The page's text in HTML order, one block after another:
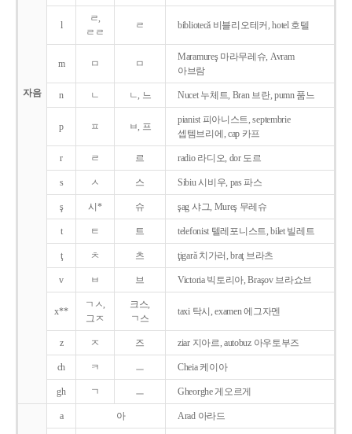
자음
l
ㄹ,
ㄹㄹ
ㄹ bibliotecǎ 비블리오테커, hotel 호텔
m ㅁ ㅁ
Maramureş 마라무레슈, Avram
아브람
n ㄴ ㄴ, 느 Nucet 누체트, Bran 브란, pumn 품느
p ㅍ ㅂ, 프
pianist 피아니스트, septembrie
셉템브리에, cap 카프
r ㄹ 르 radio 라디오, dor 도르
s ㅅ 스 Sibiu 시비우, pas 파스
ş 시* 슈 şag 샤그, Mureş 무레슈
t ㅌ 트 telefonist 텔레포니스트, bilet 빌레트
ţ ㅊ 츠 ţigarǎ 치가러, braţ 브라츠
v ㅂ 브 Victoria 빅토리아, Braşov 브라쇼브
x**
ㄱㅅ,
그ㅈ
크스,
ㄱ스
taxi 탁시, examen 에그자멘
z ㅈ 즈 ziar 지아르, autobuz 아우토부즈
ch ㅋ ㅡ Cheia 케이아
gh ㄱ ㅡ Gheorghe 게오르게
a 아 Arad 아라드